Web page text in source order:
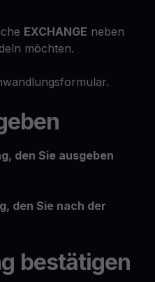
EXCHANGE neben
möchten.
den Sie ausgeben
den Sie nach der
bestätigen